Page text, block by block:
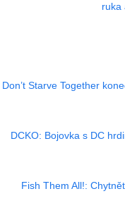
ruka
Don’t Starve Together
DCKO: Bojovka s DC
Fish Them All!: